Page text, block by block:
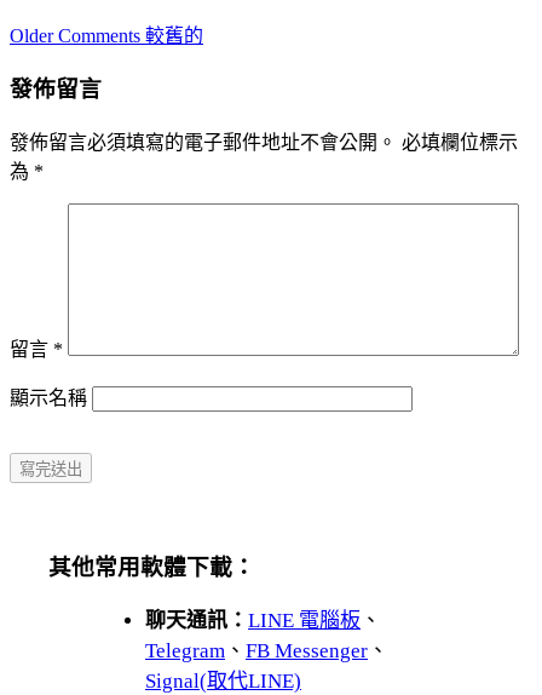
Comment
Older Comments 較舊的
發佈留言
發佈留言必須填寫的電子郵件地址不會公開。 必填欄位標示
為 *
留言 *
顯示名稱
其他常用軟體下載：
聊天通訊： LINE 電腦板 、
Telegram 、 FB Messenger 、
Signal(取代LINE)